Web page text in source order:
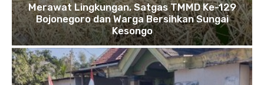
Merawat Lingkungan, Satgas TMMD Ke-129
Bojonegoro dan Warga Bersihkan Sungai
Kesongo